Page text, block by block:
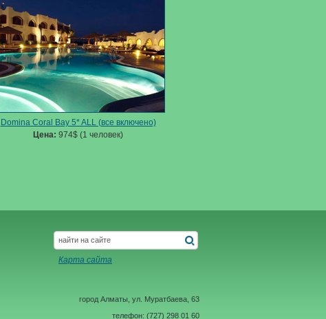
Domina Coral Bay 5* ALL (все включено)
Цена: 974$ (1 человек)
Карта сайта
город Алматы, ул. Муратбаева, 63
телефон: (727) 298 01 60